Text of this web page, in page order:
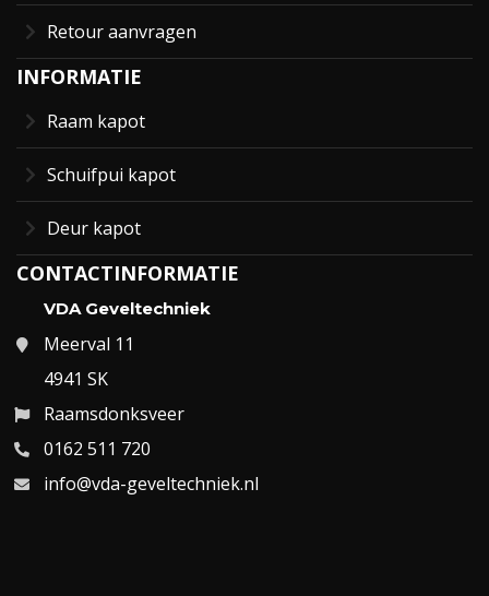
Retour aanvragen
INFORMATIE
Raam kapot
Schuifpui kapot
Deur kapot
CONTACTINFORMATIE
VDA Geveltechniek
Meerval 11
4941 SK
Raamsdonksveer
0162 511 720
info@vda-geveltechniek.nl